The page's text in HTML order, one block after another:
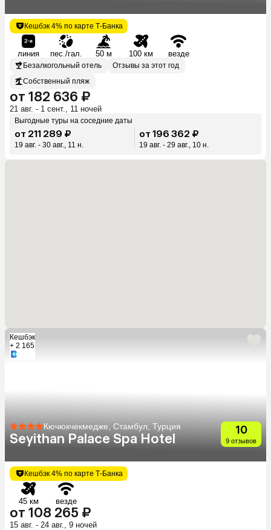
Кешбэк 4% по карте Т-Банка
линия пес./гал. 50 м 100 км везде
Безалкогольный отель
Отзывы за этот год
Собственный пляж
от 182 636 ₽
21 авг. - 1 сент., 11 ночей
Выгодные туры на соседние даты
от 211 289 ₽
19 авг. - 30 авг., 11 н.
от 196 362 ₽
19 авг. - 29 авг., 10 н.
Кешбэк
+ 2 165
Кючюкчекмедже, Стамбул, Турция
Seyithan Palace Spa Hotel
10
9 отзывов
Кешбэк 4% по карте Т-Банка
45 км везде
от 108 265 ₽
15 авг. - 24 авг., 9 ночей